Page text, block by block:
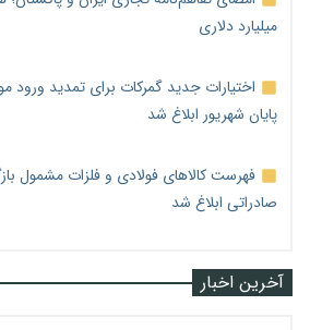
میلیارد دلاری
اختیارات جدید گمرکات برای تمدید ورود
پایان شهریور ابلاغ شد
صادراتی ابلاغ شد
آخرین اخبار